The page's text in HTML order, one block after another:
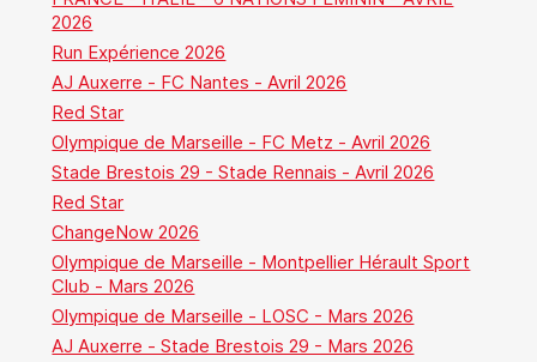
2026
Run Expérience 2026
AJ Auxerre - FC Nantes - Avril 2026
Red Star
Olympique de Marseille - FC Metz - Avril 2026
Stade Brestois 29 - Stade Rennais - Avril 2026
Red Star
ChangeNow 2026
Olympique de Marseille - Montpellier Hérault Sport
Club - Mars 2026
Olympique de Marseille - LOSC - Mars 2026
AJ Auxerre - Stade Brestois 29 - Mars 2026